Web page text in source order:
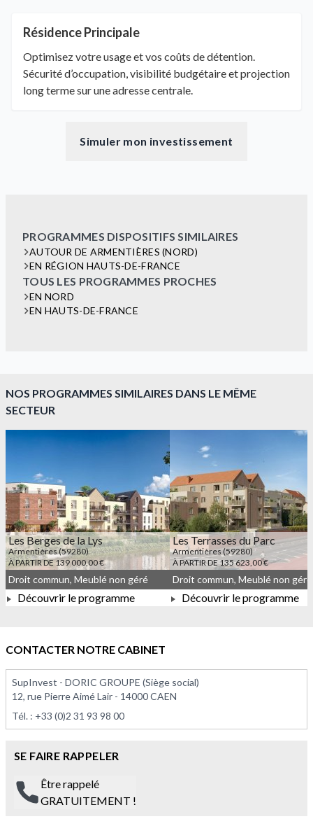
Résidence Principale
Optimisez votre usage et vos coûts de détention.
Sécurité d’occupation, visibilité budgétaire et projection
long terme sur une adresse centrale.
Simuler mon investissement
PROGRAMMES DISPOSITIFS SIMILAIRES
AUTOUR DE ARMENTIÈRES (NORD)
EN RÉGION HAUTS-DE-FRANCE
TOUS LES PROGRAMMES PROCHES
EN NORD
EN HAUTS-DE-FRANCE
NOS PROGRAMMES SIMILAIRES DANS LE MÊME
SECTEUR
Les Berges de la Lys
Armentières (59280)
À PARTIR DE 139 000,00 €
À PARTIR DE 139 000,00 €
Droit commun, Meublé non géré
Découvrir le programme
Les Terrasses du Parc
Armentières (59280)
À PARTIR DE 135 623,00 €
Droit commun, Meublé non géré
Découvrir le programme
CONTACTER NOTRE CABINET
SupInvest - DORIC GROUPE (Siège social)
12, rue Pierre Aimé Lair - 14000 CAEN
Tél. : +33 (0)2 31 93 98 00
SE FAIRE RAPPELER
Être rappelé
GRATUITEMENT !